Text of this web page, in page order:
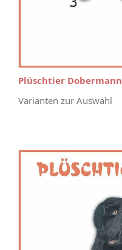
Plüschtier Dobermann
Varianten zur Auswahl